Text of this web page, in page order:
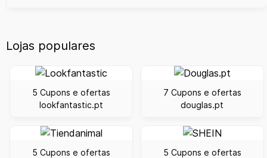
Lojas populares
5 Cupons e ofertas
lookfantastic.pt
7 Cupons e ofertas
douglas.pt
5 Cupons e ofertas
5 Cupons e ofertas